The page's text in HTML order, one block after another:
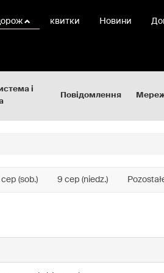
квитки Новини
і
Повідомлення
(sob.) 9 сер (niedz.)